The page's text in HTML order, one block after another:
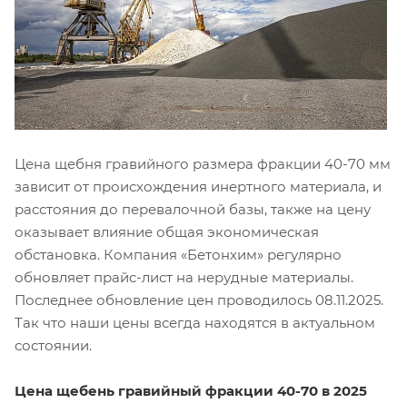
Цена щебня гравийного размера фракции 40-70 мм
зависит от происхождения инертного материала, и
расстояния до перевалочной базы, также на цену
оказывает влияние общая экономическая
обстановка. Компания «Бетонхим» регулярно
обновляет прайс-лист на нерудные материалы.
Последнее обновление цен проводилось 08.11.2025.
Так что наши цены всегда находятся в актуальном
состоянии.
Цена щебень гравийный фракции 40-70 в 2025